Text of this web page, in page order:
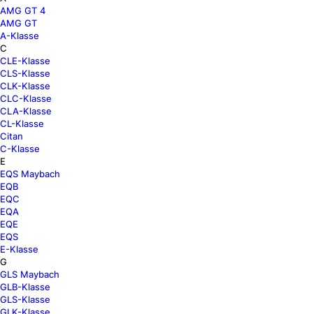
AMG GT 4
AMG GT
A-Klasse
C
CLE-Klasse
CLS-Klasse
CLK-Klasse
CLC-Klasse
CLA-Klasse
CL-Klasse
Citan
C-Klasse
E
EQS Maybach
EQB
EQC
EQA
EQE
EQS
E-Klasse
G
GLS Maybach
GLB-Klasse
GLS-Klasse